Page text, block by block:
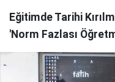
Eğitimde Tarihi
'Norm Fazlası